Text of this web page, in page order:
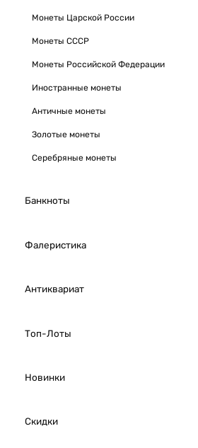
Монеты Царской России
Монеты СССР
Монеты Российской Федерации
Иностранные монеты
Античные монеты
Золотые монеты
Серебряные монеты
Банкноты
Фалеристика
Антиквариат
Топ-Лоты
Новинки
Скидки